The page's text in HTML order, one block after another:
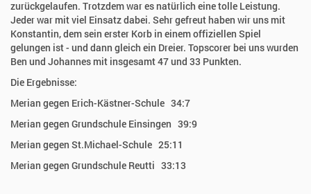
zurückgelaufen. Trotzdem war es natürlich eine tolle Leistung.
Jeder war mit viel Einsatz dabei. Sehr gefreut haben wir uns mit
Konstantin, dem sein erster Korb in einem offiziellen Spiel
gelungen ist - und dann gleich ein Dreier. Topscorer bei uns wurden
Ben und Johannes mit insgesamt 47 und 33 Punkten.
Die Ergebnisse:
Merian gegen Erich-Kästner-Schule 34:7
Merian gegen Grundschule Einsingen 39:9
Merian gegen St.Michael-Schule 25:11
Merian gegen Grundschule Reutti 33:13